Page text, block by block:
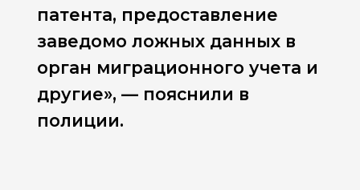
патента, предоставление
заведомо ложных данных в
орган миграционного учета и
другие», — пояснили в
полиции.